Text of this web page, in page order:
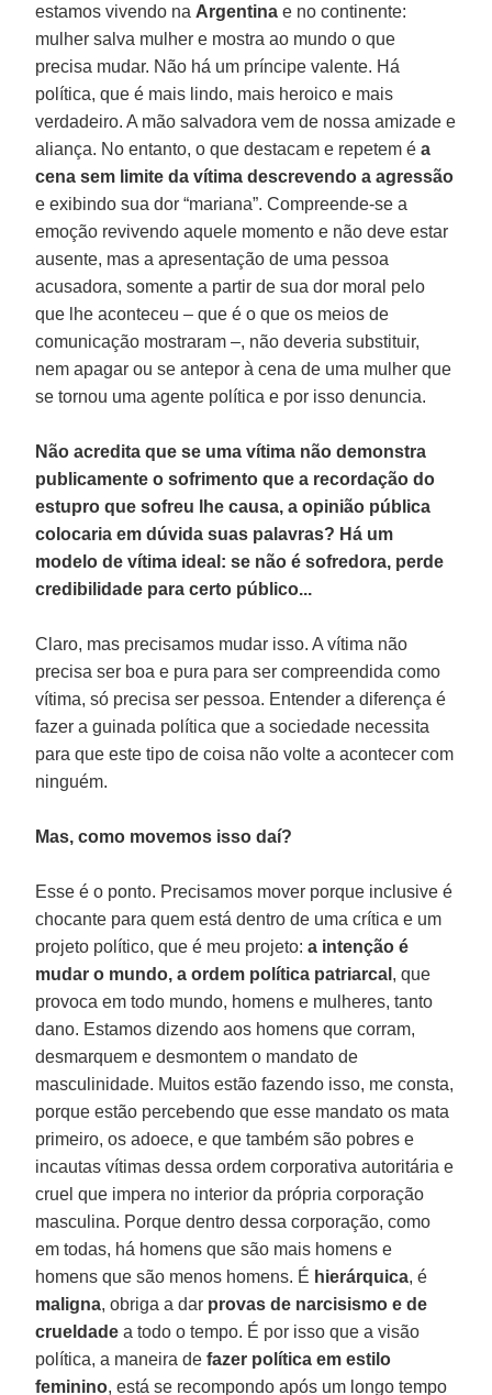
estamos vivendo na Argentina e no continente:
mulher salva mulher e mostra ao mundo o que
precisa mudar. Não há um príncipe valente. Há
política, que é mais lindo, mais heroico e mais
verdadeiro. A mão salvadora vem de nossa amizade e
aliança. No entanto, o que destacam e repetem éa
cena sem limite da vítima descrevendo a agressão
e exibindo sua dor “mariana”. Compreende-se a
emoção revivendo aquele momento e não deve estar
ausente, mas a apresentação de uma pessoa
acusadora, somente a partir de sua dor moral pelo
que lhe aconteceu – que é o que os meios de
comunicação mostraram –, não deveria substituir,
nem apagar ou se antepor à cena de uma mulher que
se tornou uma agente política e por isso denuncia.
Não acredita que se uma vítima não demonstra
publicamente o sofrimento que a recordação do
estupro que sofreu lhe causa, a opinião pública
colocaria em dúvida suas palavras? Há um
modelo de vítima ideal: se não é sofredora, perde
credibilidade para certo público...
Claro, mas precisamos mudar isso. A vítima não
precisa ser boa e pura para ser compreendida como
vítima, só precisa ser pessoa. Entender a diferença é
fazer a guinada política que a sociedade necessita
para que este tipo de coisa não volte a acontecer com
ninguém.
Mas, como movemos isso daí?
Esse é o ponto. Precisamos mover porque inclusive é
chocante para quem está dentro de uma crítica e um
projeto político, que é meu projeto:a intenção é
mudar o mundo, a ordem política patriarcal , que
provoca em todo mundo, homens e mulheres, tanto
dano. Estamos dizendo aos homens que corram,
desmarquem e desmontem o mandato de
masculinidade. Muitos estão fazendo isso, me consta,
porque estão percebendo que esse mandato os mata
primeiro, os adoece, e que também são pobres e
incautas vítimas dessa ordem corporativa autoritária e
cruel que impera no interior da própria corporação
masculina. Porque dentro dessa corporação, como
em todas, há homens que são mais homens e
homens que são menos homens. É hierárquica, é
maligna, obriga a dar provas de narcisismo e de
crueldade a todo o tempo. É por isso que a visão
política, a maneira defazer política em estilo
feminino, está se recompondo após um longo tempo